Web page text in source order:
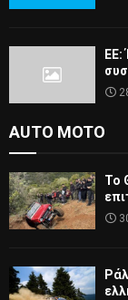
ΕΕ:
AUTO MOTO
Το